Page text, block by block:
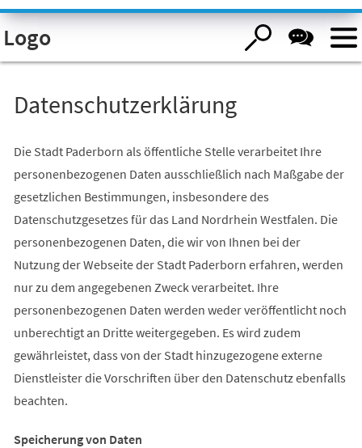
Visuelle
Assistenzsoftware
öffnen.
Logo
Datenschutzerklärung
Die Stadt Paderborn als öffentliche Stelle verarbeitet Ihre
personenbezogenen Daten ausschließlich nach Maßgabe der
gesetzlichen Bestimmungen, insbesondere des
Datenschutzgesetzes für das Land Nordrhein Westfalen. Die
personenbezogenen Daten, die wir von Ihnen bei der
Nutzung der Webseite der Stadt Paderborn erfahren, werden
nur zu dem angegebenen Zweck verarbeitet. Ihre
personenbezogenen Daten werden weder veröffentlicht noch
unberechtigt an Dritte weitergegeben. Es wird zudem
gewährleistet, dass von der Stadt hinzugezogene externe
Dienstleister die Vorschriften über den Datenschutz ebenfalls
beachten.
Speicherung von Daten